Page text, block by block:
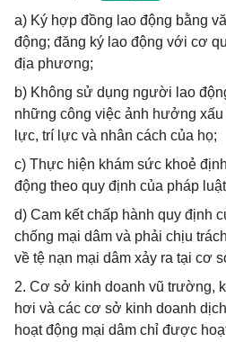
a) Ký hợp đồng lao động bằng
động; đăng ký lao động với cơ
địa phương;
b) Không sử dụng người lao
những công việc ảnh hưởng
lực, trí lực và nhân cách của họ;
c) Thực hiện khám sức khoẻ
động theo quy định của pháp
d) Cam kết chấp hành quy định
chống mại dâm và phải chịu
về tệ nạn mại dâm xảy ra tại cơ
2. Cơ sở kinh doanh vũ trường,
hơi và các cơ sở kinh doanh
hoạt động mại dâm chỉ được